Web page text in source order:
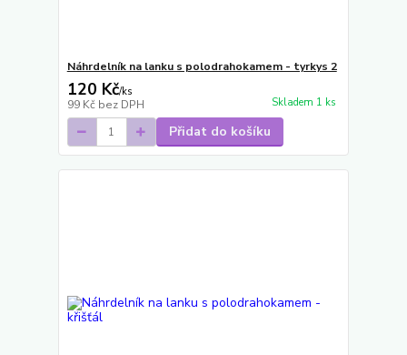
Náhrdelník na lanku s polodrahokamem - tyrkys 2
120 Kč/ks
99 Kč bez DPH Skladem 1 ks
Přidat do košíku